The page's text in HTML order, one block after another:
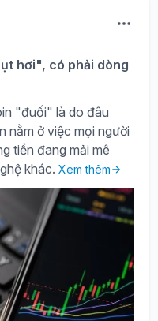
hơi", có phải dòng
"đuối" là do đâu
nằm ở việc mọi người
tiền đang mải mê
khác. Xem thêm